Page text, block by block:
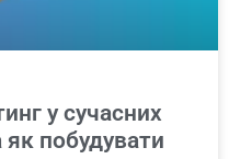
у сучасних
побудувати